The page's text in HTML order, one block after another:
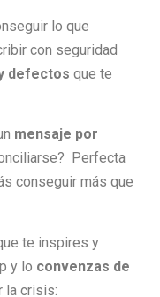
lo que
con seguridad
defectos que te
mensaje por
Perfecta
conseguir más que
te inspires y
y lo convenzas de
la crisis: